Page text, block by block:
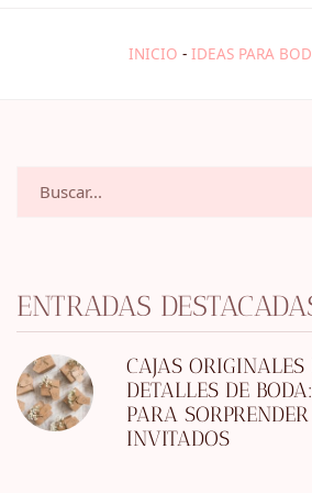
INICIO - IDEAS PARA
ENTRADAS
CAJAS ORIGINALES
DETALLES DE
PARA
INVITADOS